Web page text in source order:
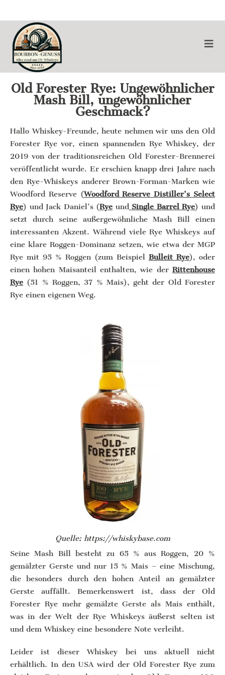
Old Forester Rye: Ungewöhnlicher
Mash Bill, ungewöhnlicher
Geschmack?
Hallo Whiskey-Freunde, heute nehmen wir uns den Old
Forester Rye vor, einen spannenden Rye Whiskey, der
2019 von der traditionsreichen Old Forester-Brennerei
veröffentlicht wurde. Er erschien knapp drei Jahre nach
den Rye-Whiskeys anderer Brown-Forman-Marken wie
Woodford Reserve (Woodford Reserve Distiller’s Select
Rye) und Jack Daniel’s (Rye undSingle Barrel Rye) und
setzt durch seine außergewöhnliche Mash Bill einen
interessanten Akzent. Während viele Rye Whiskeys auf
eine klare Roggen-Dominanz setzen, wie etwa der MGP
Rye mit 95 % Roggen (zum Beispiel Bulleit Rye), oder
einen hohen Maisanteil enthalten, wie der Rittenhouse
Rye (51 % Roggen, 37 % Mais), geht der Old Forester
Rye einen eigenen Weg.
Quelle: https://whiskybase.com
Seine Mash Bill besteht zu 65 % aus Roggen, 20 %
gemälzter Gerste und nur 15 % Mais – eine Mischung,
die besonders durch den hohen Anteil an gemälzter
Gerste auffällt. Bemerkenswert ist, dass der Old
Forester Rye mehr gemälzte Gerste als Mais enthält,
was in der Welt der Rye Whiskeys äußerst selten ist
und dem Whiskey eine besondere Note verleiht.
Leider ist dieser Whiskey bei uns aktuell nicht
erhältlich. In den USA wird der Old Forester Rye zum